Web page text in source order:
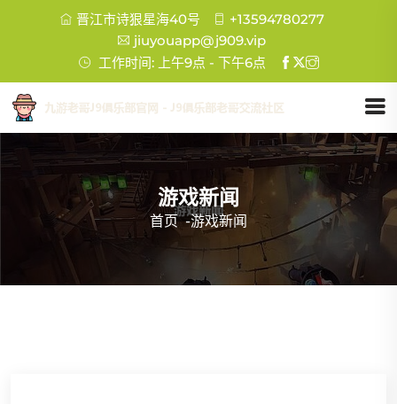
晋江市诗狠星海40号
+13594780277
jiuyouapp@j909.vip
工作时间: 上午9点 - 下午6点
游戏新闻
首页 -游戏新闻